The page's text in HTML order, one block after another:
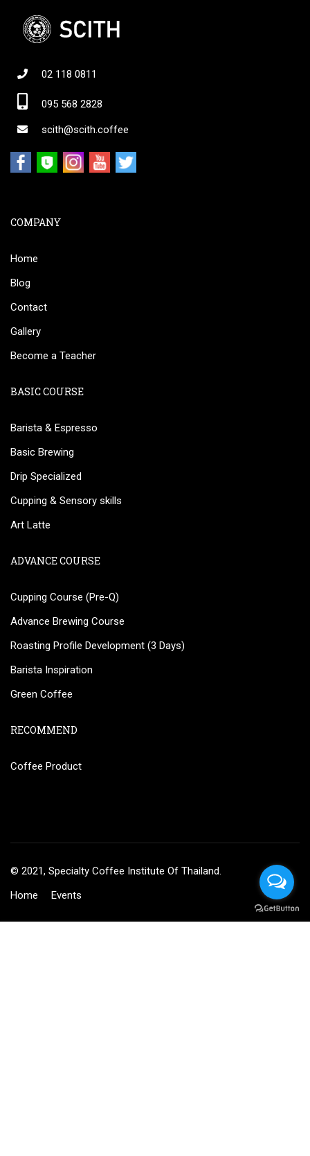
02 118 0811
095 568 2828
scith@scith.coffee
COMPANY
Home
Blog
Contact
Gallery
Become a Teacher
BASIC COURSE
Barista & Espresso
Basic Brewing
Drip Specialized
Cupping & Sensory skills
Art Latte
ADVANCE COURSE
Cupping Course (Pre-Q)
Advance Brewing Course
Roasting Profile Development (3 Days)
Barista Inspiration
Green Coffee
RECOMMEND
Coffee Product
© 2021, Specialty Coffee Institute Of Thailand.
Home
Events